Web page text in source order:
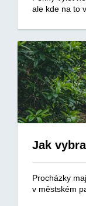
ale kde na to
Jak
Procházky
v městském